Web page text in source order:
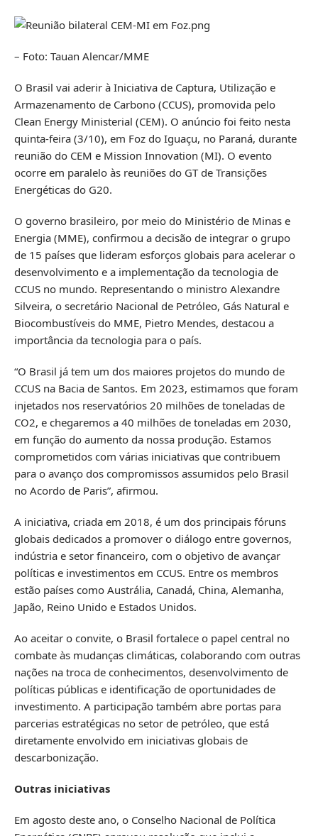
– Foto: Tauan Alencar/MME
O Brasil vai aderir à Iniciativa de Captura, Utilização e
Armazenamento de Carbono (CCUS), promovida pelo
Clean Energy Ministerial (CEM). O anúncio foi feito nesta
quinta-feira (3/10), em Foz do Iguaçu, no Paraná, durante
reunião do CEM e Mission Innovation (MI). O evento
ocorre em paralelo às reuniões do GT de Transições
Energéticas do G20.
O governo brasileiro, por meio do Ministério de Minas e
Energia (MME), confirmou a decisão de integrar o grupo
de 15 países que lideram esforços globais para acelerar o
desenvolvimento e a implementação da tecnologia de
CCUS no mundo. Representando o ministro Alexandre
Silveira, o secretário Nacional de Petróleo, Gás Natural e
Biocombustíveis do MME, Pietro Mendes, destacou a
importância da tecnologia para o país.
“O Brasil já tem um dos maiores projetos do mundo de
CCUS na Bacia de Santos. Em 2023, estimamos que foram
injetados nos reservatórios 20 milhões de toneladas de
CO2, e chegaremos a 40 milhões de toneladas em 2030,
em função do aumento da nossa produção. Estamos
comprometidos com várias iniciativas que contribuem
para o avanço dos compromissos assumidos pelo Brasil
no Acordo de Paris”, afirmou.
A iniciativa, criada em 2018, é um dos principais fóruns
globais dedicados a promover o diálogo entre governos,
indústria e setor financeiro, com o objetivo de avançar
políticas e investimentos em CCUS. Entre os membros
estão países como Austrália, Canadá, China, Alemanha,
Japão, Reino Unido e Estados Unidos.
Ao aceitar o convite, o Brasil fortalece o papel central no
combate às mudanças climáticas, colaborando com outras
nações na troca de conhecimentos, desenvolvimento de
políticas públicas e identificação de oportunidades de
investimento. A participação também abre portas para
parcerias estratégicas no setor de petróleo, que está
diretamente envolvido em iniciativas globais de
descarbonização.
Outras iniciativas
Em agosto deste ano, o Conselho Nacional de Política